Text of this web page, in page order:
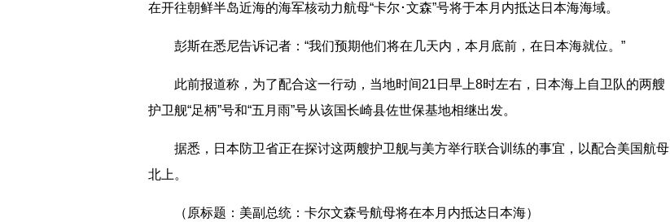
在开往朝鲜半岛近海的海军核动力航母“卡尔･文森”号将于本月内抵达日本海海域。
彭斯在悉尼告诉记者：“我们预期他们将在几天内，本月底前，在日本海就位。”
此前报道称，为了配合这一行动，当地时间21日早上8时左右，日本海上自卫队的两艘
护卫舰“足柄”号和“五月雨”号从该国长崎县佐世保基地相继出发。
据悉，日本防卫省正在探讨这两艘护卫舰与美方举行联合训练的事宜，以配合美国航母
北上。
（原标题：美副总统：卡尔文森号航母将在本月内抵达日本海）